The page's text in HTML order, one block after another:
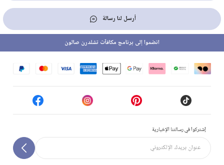
أرسل لنا رسالة
إشتركوا في رسالتنا الإخبارية
انضموا إلى برنامج مكافآت تشلدرن صالون